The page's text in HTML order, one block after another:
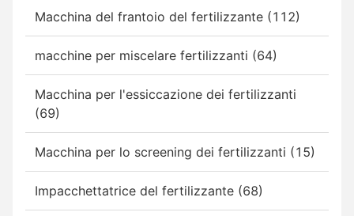
Macchina del frantoio del fertilizzante (112)
macchine per miscelare fertilizzanti (64)
Macchina per l'essiccazione dei fertilizzanti
(69)
Macchina per lo screening dei fertilizzanti (15)
Impacchettatrice del fertilizzante (68)